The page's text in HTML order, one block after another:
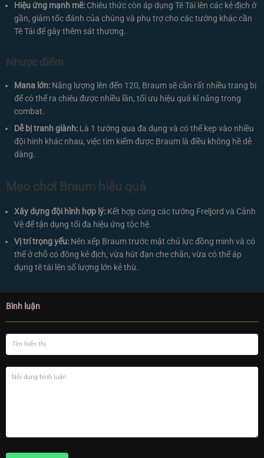
Hiệu ứng mạnh mẽ: Chiêu thức còn áp dụng Tê Tái lên các kẻ địch ở
gần, giảm tốc đánh của chúng và phụ trợ cho các tướng khác cần
Tê Tái để gây thêm sát thương.
Nhược điểm
Mana lớn: Năng lượng lên đến 120, Braum sẽ cần rất nhiều trang bị
để có thể ra chiêu được nhiều lần, tối ưu hiệu quả kĩ năng trong
combat.
Dễ bị tranh giành: Là 1 tướng qua đa dụng và có thể kẹp vào nhiều
đội hình khác nhau, việc tìm kiếm được Braum là điều không hề dễ
dàng.
Mẹo chơi Braum hiệu quả
Xây dựng đội hình hợp lý: Kết hợp cùng các tướng Freljord và Cảnh
Vệ để tận dụng tối đa hiệu ứng tộc hệ.
Vị trí trọng yếu: Nên xếp Braum trước mặt chủ lực đồng minh và có
thể ở chỗ có đông kẻ địch, vừa hút đạn che chắn, vừa có thể áp
dụng tê tái lên số lượng lớn kẻ thù.
Bình luận